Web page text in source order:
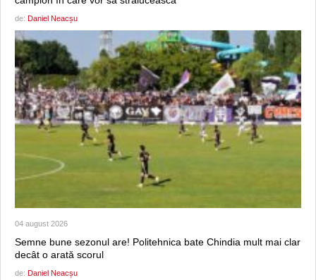
de: Daniel Neacșu
04 august 2026
Semne bune sezonul are! Politehnica bate Chindia mult mai clar
decât o arată scorul
de: Daniel Neacșu